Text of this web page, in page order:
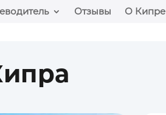
Отзывы О Кипре